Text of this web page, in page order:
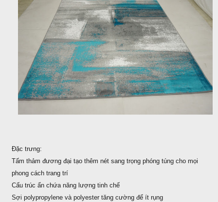
Đặc trưng:
Tấm thảm đương đại tạo thêm nét sang trọng phóng túng cho mọi
phong cách trang trí
Cấu trúc ẩn chứa năng lượng tinh chế
Sợi polypropylene và polyester tăng cường để ít rụng